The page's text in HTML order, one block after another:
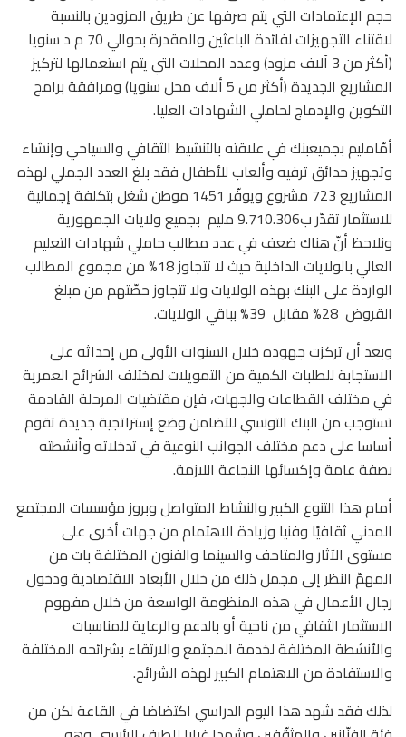
حجم الإعتمادات التي يتم صرفها عن طريق المزودين بالنسبة
لاقتناء التجهيزات لفائدة الباعثين والمقدرة بحوالي 70 م د سنويا
(أكثر من 3 آلاف مزود) وعدد المحلات التي يتم استعمالها لتركيز
المشاريع الجديدة (أكثر من 5 ألاف محل سنويا) ومرافقة برامج
التكوين والإدماج لحاملي الشهادات العليا.
أمّامليم بجميعبنك في علاقته بالتنشيط الثقافي والسياحي وإنشاء
وتجهيز حدائق ترفيه وألعاب للأطفال فقد بلغ العدد الجملي لهذه
المشاريع 723 مشروع ويوفّر 1451 موطن شغل بتكلفة إجمالية
للاستثمار تقدّر ب9.710.306 مليم
بجميع ولايات الجمهورية
ونلاحظ أنّ هناك ضعف في عدد مطالب حاملي شهادات التعليم
العالي بالولايات الداخلية حيث لا تتجاوز 18% من مجموع المطالب
الواردة على البنك بهذه الولايات ولا تتجاوز حصّتهم من مبلغ
القروض 28% مقابل
39% بباقي الولايات.
وبعد أن تركزت جهوده خلال السنوات الأولى من إحداثه على
الاستجابة للطلبات الكمية من التمويلات لمختلف الشرائح العمرية
في مختلف القطاعات والجهات، فإن مقتضيات المرحلة القادمة
تستوجب من البنك التونسي للتضامن وضع إستراتجية جديدة تقوم
أساسا على دعم مختلف الجوانب النوعية في تدخلاته وأنشطته
بصفة عامة وإكسائها النجاعة اللازمة.
أمام هذا التنوع الكبير والنشاط المتواصل وبروز مؤسسات المجتمع
المدني ثقافيًا وفنيا وزيادة الاهتمام من جهات أخرى على
مستوى الآثار والمتاحف والسينما والفنون المختلفة بات من
المهمّ النظر إلى مجمل ذلك من خلال الأبعاد الاقتصادية ودخول
رجال الأعمال في هذه المنظومة الواسعة من خلال مفهوم
الاستثمار الثقافي من ناحية أو بالدعم والرعاية للمناسبات
والأنشطة المختلفة لخدمة المجتمع والارتقاء بشرائحه المختلفة
والاستفادة من الاهتمام الكبير لهذه الشرائح.
لذلك فقد شهد هذا اليوم الدراسي اكتضاضا في القاعة لكن من